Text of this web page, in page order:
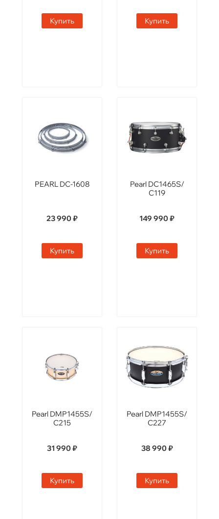
Купить Купить
PEARL DC-1608
23 990 ₽
Купить
Pearl DC1465S/
C119
149 990 ₽
Купить
Pearl DMP1455S/
C215
31 990 ₽
Купить
Pearl DMP1455S/
C227
38 990 ₽
Купить